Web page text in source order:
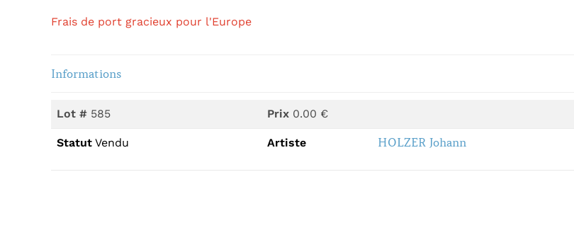
Frais de port gracieux pour l'Europe
Informations
Lot # 585 Prix 0.00 €
Statut Vendu Artiste HOLZER Johann